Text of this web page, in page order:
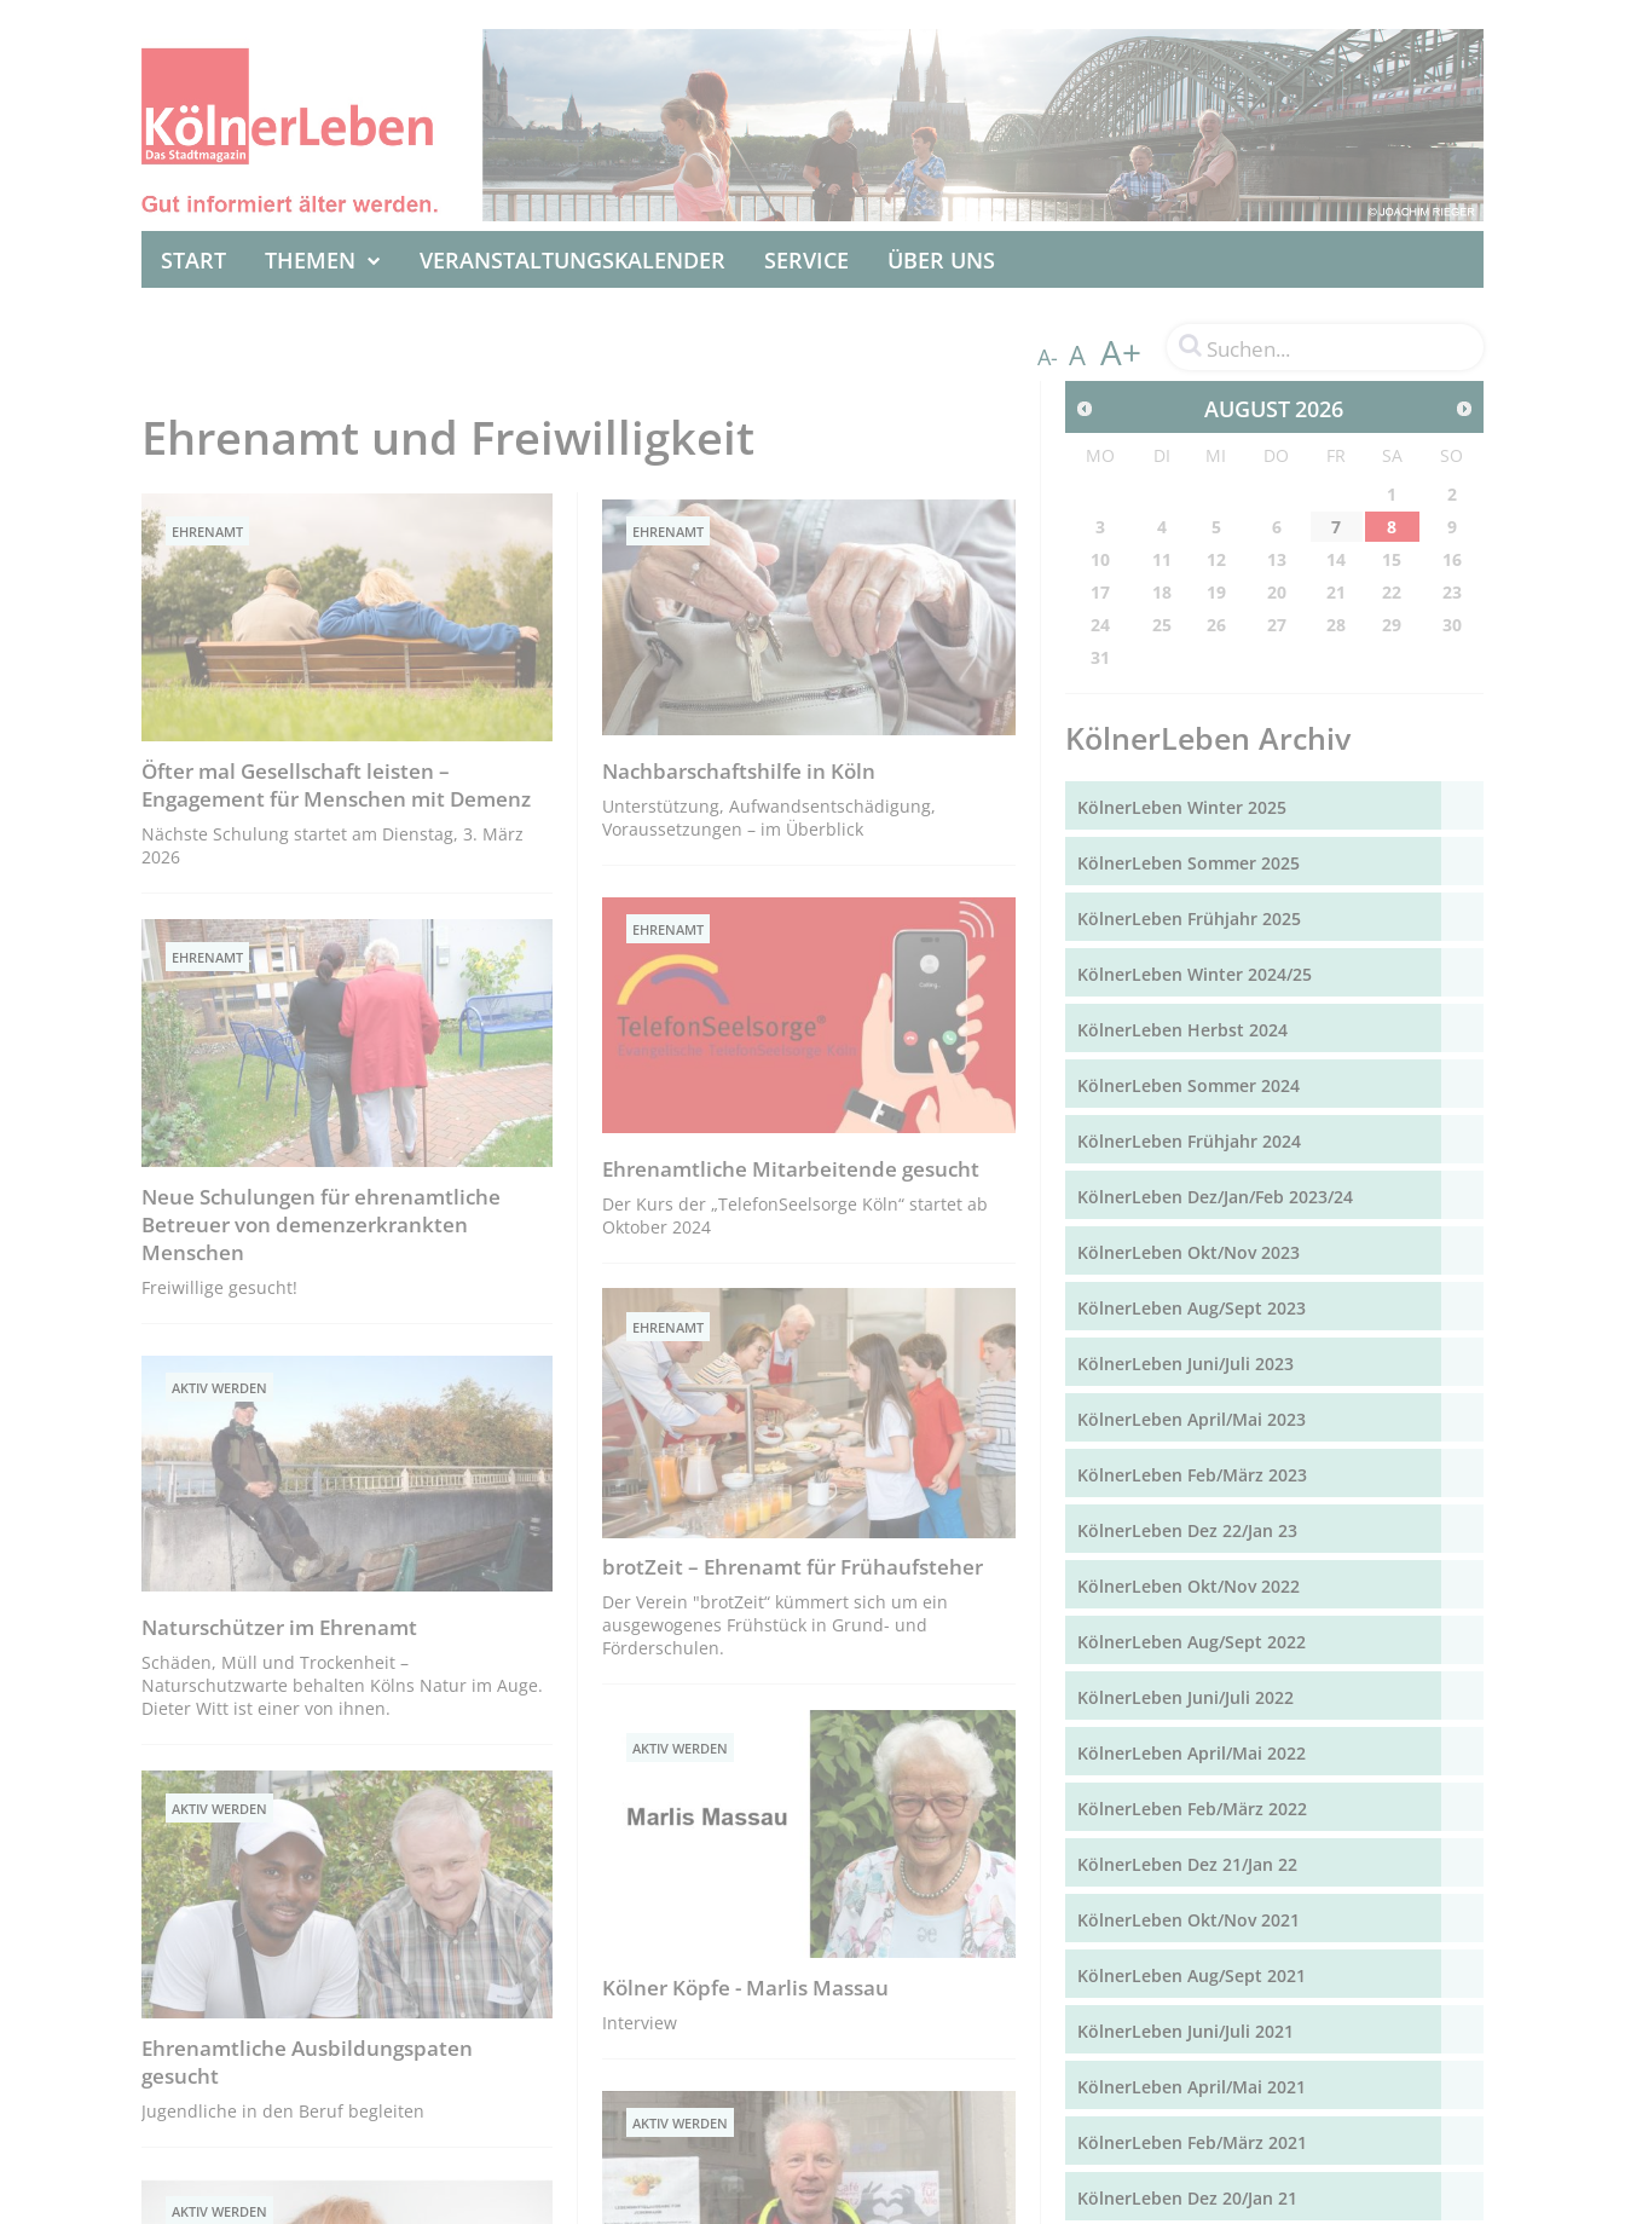
START THEMEN VERANSTALTUNGSKALENDER SERVICE ÜBER UNS
A- A A+
Ehrenamt und Freiwilligkeit
EHRENAMT
Öfter mal Gesellschaft leisten –
Engagement für Menschen mit Demenz
Nächste Schulung startet am Dienstag, 3. März
2026
EHRENAMT
Neue Schulungen für ehrenamtliche
Betreuer von demenzerkrankten
Menschen
Freiwillige gesucht!
AKTIV WERDEN
Naturschützer im Ehrenamt
Schäden, Müll und Trockenheit –
Naturschutzwarte behalten Kölns Natur im Auge.
Dieter Witt ist einer von ihnen.
AKTIV WERDEN
Ehrenamtliche Ausbildungspaten
gesucht
Jugendliche in den Beruf begleiten
AKTIV WERDEN
EHRENAMT
Nachbarschaftshilfe in Köln
Unterstützung, Aufwandsentschädigung,
Voraussetzungen – im Überblick
EHRENAMT
Ehrenamtliche Mitarbeitende gesucht
Der Kurs der „TelefonSeelsorge Köln“ startet ab
Oktober 2024
EHRENAMT
brotZeit – Ehrenamt für Frühaufsteher
Der Verein "brotZeit“ kümmert sich um ein
ausgewogenes Frühstück in Grund- und
Förderschulen.
AKTIV WERDEN
Kölner Köpfe - Marlis Massau
Interview
AKTIV WERDEN
AUGUST2026
MO DI MI DO FR SA
SO
1
2
3
4 5 6 7 8
9
10
11 12 13 14 15
16
17
18 19 20 21 22
23
24
25 26 27 28 29
30
31
KölnerLeben Archiv
KölnerLeben Winter 2025
KölnerLeben Sommer 2025
KölnerLeben Frühjahr 2025
KölnerLeben Winter 2024/25
KölnerLeben Herbst 2024
KölnerLeben Sommer 2024
KölnerLeben Frühjahr 2024
KölnerLeben Dez/Jan/Feb 2023/24
KölnerLeben Okt/Nov 2023
KölnerLeben Aug/Sept 2023
KölnerLeben Juni/Juli 2023
KölnerLeben April/Mai 2023
KölnerLeben Feb/März 2023
KölnerLeben Dez 22/Jan 23
KölnerLeben Okt/Nov 2022
KölnerLeben Aug/Sept 2022
KölnerLeben Juni/Juli 2022
KölnerLeben April/Mai 2022
KölnerLeben Feb/März 2022
KölnerLeben Dez 21/Jan 22
KölnerLeben Okt/Nov 2021
KölnerLeben Aug/Sept 2021
KölnerLeben Juni/Juli 2021
KölnerLeben April/Mai 2021
KölnerLeben Feb/März 2021
KölnerLeben Dez 20/Jan 21